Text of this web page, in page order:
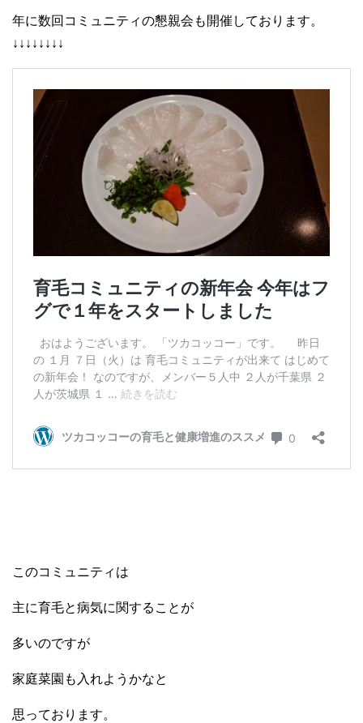
年に数回コミュニティの懇親会も開催しております。
↓↓↓↓↓↓↓↓
このコミュニティは
主に育毛と病気に関することが
多いのですが
家庭菜園も入れようかなと
思っております。